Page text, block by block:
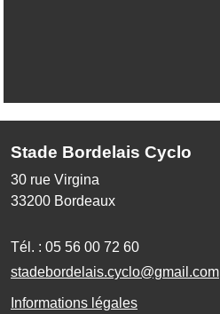
Stade Bordelais Cyclo
30 rue Virgina
33200 Bordeaux
Tél. : 05 56 00 72 60
stadebordelais.cyclo@gmail.com
Informations légales